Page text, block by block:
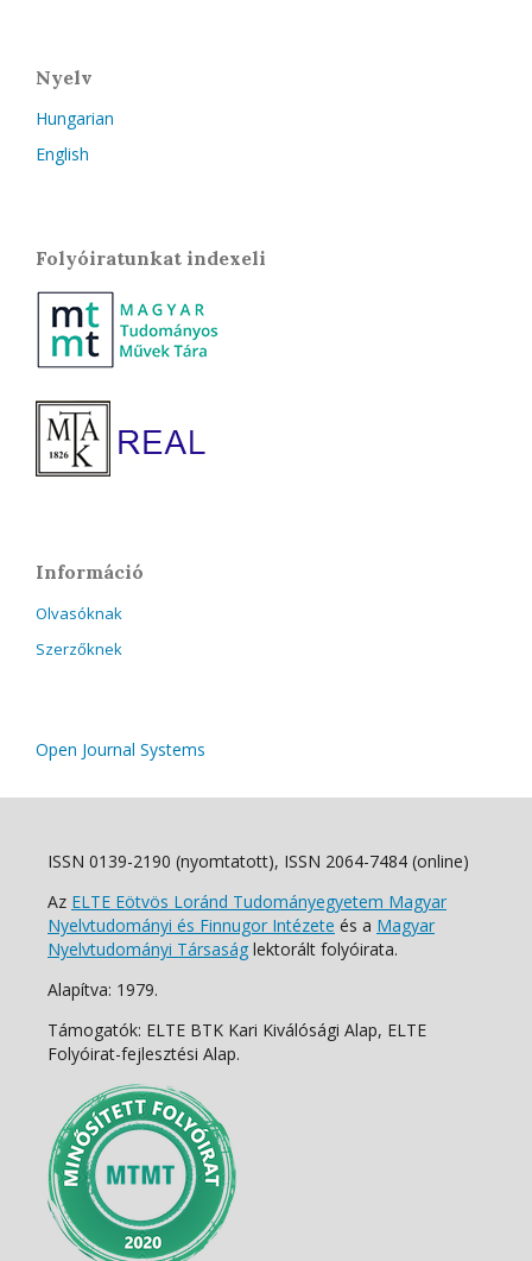
Nyelv
Hungarian
English
Folyóiratunkat indexeli
Információ
Olvasóknak
Szerzőknek
Open Journal Systems
ISSN 0139-2190 (nyomtatott), ISSN 2064-7484 (online)
Az ELTE Eötvös Loránd Tudományegyetem Magyar
Nyelvtudományi és Finnugor Intézete és a Magyar
Nyelvtudományi Társaság lektorált folyóirata.
Alapítva: 1979.
Támogatók: ELTE BTK Kari Kiválósági Alap, ELTE
Folyóirat-fejlesztési Alap.